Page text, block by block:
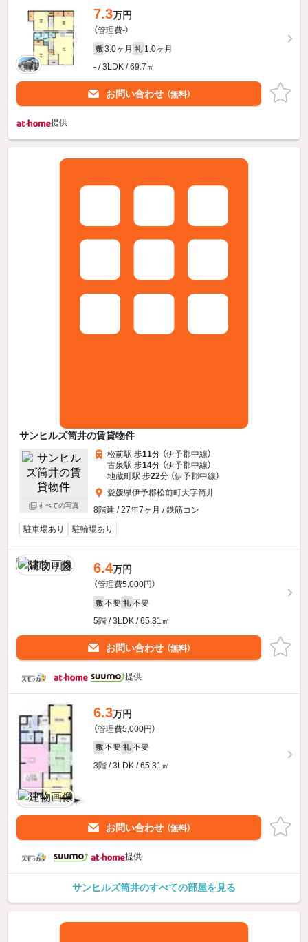
7.3万円
（管理費-）
敷 3.0ヶ月 礼 1.0ヶ月
- / 3LDK / 69.7㎡
お問い合わせ （無料）
提供
サンヒルズ筒井の賃貸物件
すべての写真
松前駅 歩11分 （伊予郡中線）
古泉駅 歩14分 （伊予郡中線）
地蔵町駅 歩22分 （伊予郡中線）
愛媛県伊予郡松前町大字筒井
8階建 / 27年7ヶ月 / 鉄筋コン
駐車場あり
駐輪場あり
6.4万円
（管理費5,000円）
敷 不要 礼 不要
5階 / 3LDK / 65.31㎡
お問い合わせ （無料）
提供
6.3万円
（管理費5,000円）
敷 不要 礼 不要
3階 / 3LDK / 65.31㎡
お問い合わせ （無料）
提供
サンヒルズ筒井のすべての部屋を見る